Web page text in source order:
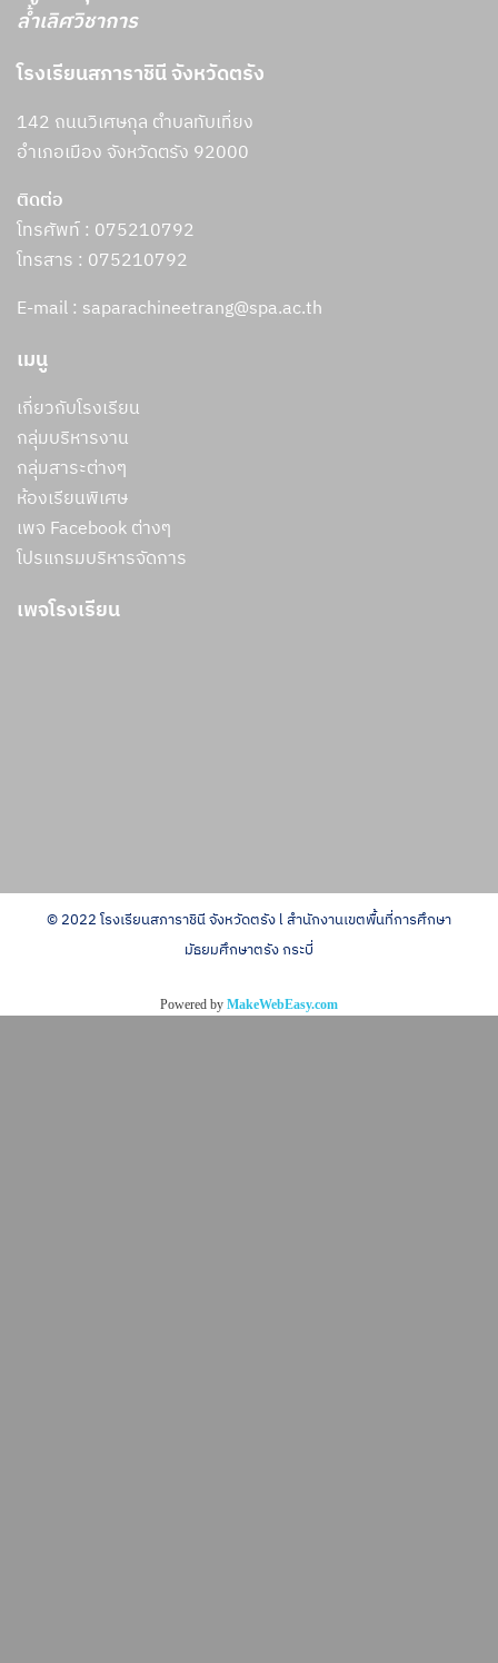
ล้ำเลิศวิชาการ
โรงเรียนสภาราชินี จังหวัดตรัง
142 ถนนวิเศษกุล ตำบลทับเที่ยง
อำเภอเมือง จังหวัดตรัง 92000
ติดต่อ
โทรศัพท์ : 075210792
โทรสาร : 075210792
E-mail : saparachineetrang@spa.ac.th
เมนู
เกี่ยวกับโรงเรียน
กลุ่มบริหารงาน
กลุ่มสาระต่างๆ
ห้องเรียนพิเศษ
เพจ Facebook ต่างๆ
โปรแกรมบริหารจัดการ
เพจโรงเรียน
© 2022 โรงเรียนสภาราชินี จังหวัดตรัง l สำนักงานเขตพื้นที่การศึกษา
มัธยมศึกษาตรัง กระบี่
Powered by MakeWebEasy.com